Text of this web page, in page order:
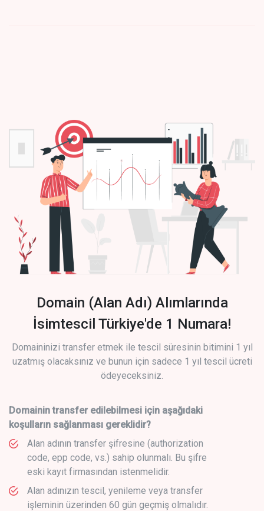
Domain (Alan Adı) Alımlarında
İsimtescil Türkiye'de 1 Numara!
Domaininizi transfer etmek ile tescil süresinin bitimini 1 yıl
uzatmış olacaksınız ve bunun için sadece 1 yıl tescil ücreti
ödeyeceksiniz.
Domainin transfer edilebilmesi için aşağıdaki
koşulların sağlanması gereklidir?
Alan adının transfer şifresine (authorization
code, epp code, vs.) sahip olunmalı. Bu şifre
eski kayıt firmasından istenmelidir.
Alan adınızın tescil, yenileme veya transfer
işleminin üzerinden 60 gün geçmiş olmalıdır.